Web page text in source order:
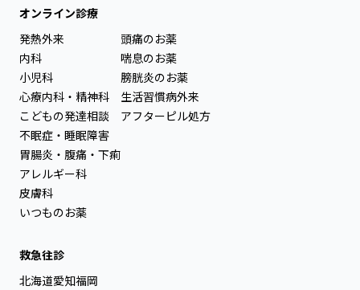
オンライン診療
発熱外来
内科
小児科
心療内科・精神科
こどもの発達相談
不眠症・睡眠障害
胃腸炎・腹痛・下痢
アレルギー科
皮膚科
いつものお薬
頭痛のお薬
喘息のお薬
膀胱炎のお薬
生活習慣病外来
アフターピル処方
救急往診
北海道愛知福岡